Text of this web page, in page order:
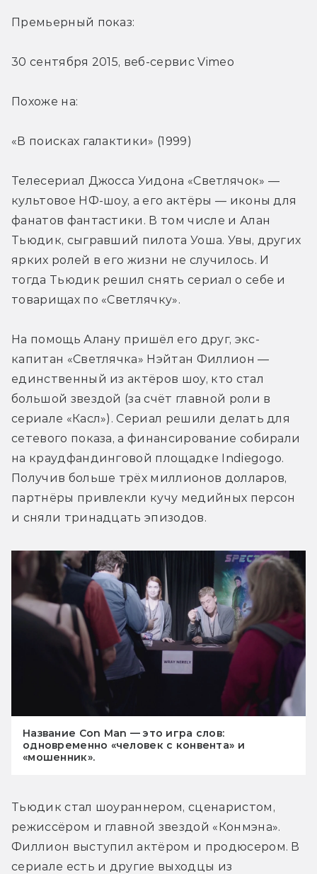
Премьерный показ:
30 сентября 2015, веб-сервис Vimeo
Похоже на:
«В поисках галактики» (1999)
Телесериал Джосса Уидона «Светлячок» —
культовое НФ-шоу, а его актёры — иконы для
фанатов фантастики. В том числе и Алан
Тьюдик, сыгравший пилота Уоша. Увы, других
ярких ролей в его жизни не случилось. И
тогда Тьюдик решил снять сериал о себе и
товарищах по «Светлячку».
На помощь Алану пришёл его друг, экс-
капитан «Светлячка» Нэйтан Филлион —
единственный из актёров шоу, кто стал
большой звездой (за счёт главной роли в
сериале «Касл»). Сериал решили делать для
сетевого показа, а финансирование собирали
на краудфандинговой площадке Indiegogo.
Получив больше трёх миллионов долларов,
партнёры привлекли кучу медийных персон
и сняли тринадцать эпизодов.
Название Con Man — это игра слов:
одновременно «человек с конвента» и
«мошенник».
Тьюдик стал шоураннером, сценаристом,
режиссёром и главной звездой «Конмэна».
Филлион выступил актёром и продюсером. В
сериале есть и другие выходцы из